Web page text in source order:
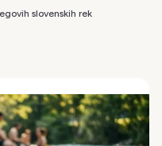
slovenskih rek